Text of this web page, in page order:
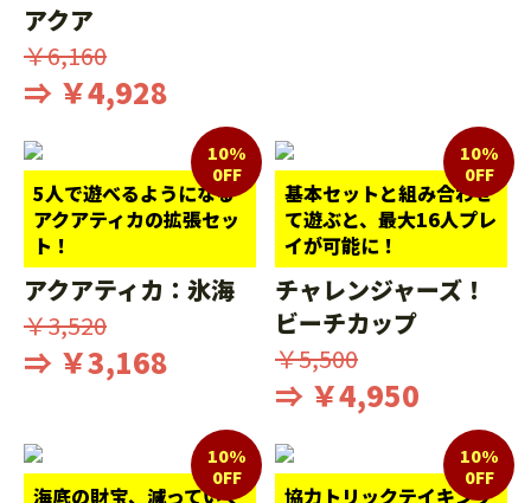
アクア
￥6,160
⇒ ￥4,928
5人で遊べるようになる
アクアティカの拡張セッ
ト！
10%
0FF
アクアティカ：氷海
￥3,520
⇒ ￥3,168
基本セットと組み合わせ
て遊ぶと、最大16人プレ
イが可能に！
10%
0FF
チャレンジャーズ！
ビーチカップ
￥5,500
⇒ ￥4,950
海底の財宝、減っていく
10%
0FF
協力トリックテイキング
10%
0FF